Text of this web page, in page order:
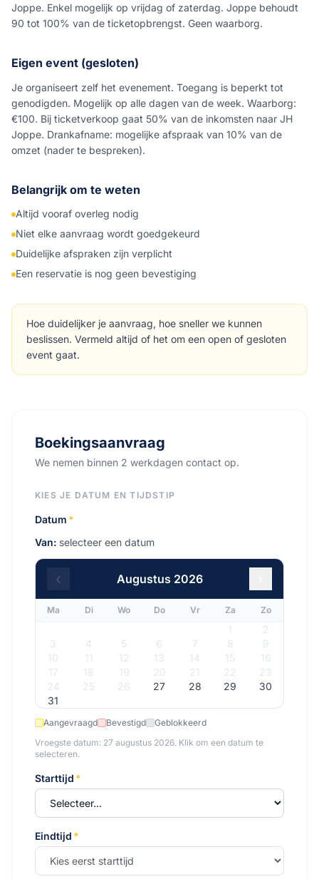
Joppe. Enkel mogelijk op vrijdag of zaterdag. Joppe behoudt
90 tot 100% van de ticketopbrengst. Geen waarborg.
Eigen event (gesloten)
Je organiseert zelf het evenement. Toegang is beperkt tot
genodigden. Mogelijk op alle dagen van de week. Waarborg:
€100. Bij ticketverkoop gaat 50% van de inkomsten naar JH
Joppe. Drankafname: mogelijke afspraak van 10% van de
omzet (nader te bespreken).
Belangrijk om te weten
Altijd vooraf overleg nodig
Niet elke aanvraag wordt goedgekeurd
Duidelijke afspraken zijn verplicht
Een reservatie is nog geen bevestiging
Hoe duidelijker je aanvraag, hoe sneller we kunnen
beslissen. Vermeld altijd of het om een open of gesloten
event gaat.
Boekingsaanvraag
We nemen binnen 2 werkdagen contact op.
KIES JE DATUM EN TIJDSTIP
Datum *
Van: selecteer een datum
‹ Augustus 2026
Ma Di Wo Do Vr Za Zo
1
2
3
4 5 6 7 8
9
10
11 12 13 14 15
16
17
18 19 20 21 22
23
24
25 26 27 28 29
30
31
Aangevraagd Bevestigd
Geblokkeerd
Vroegste datum: 27 augustus 2026. Klik om een datum te
selecteren.
Starttijd *
Eindtijd *